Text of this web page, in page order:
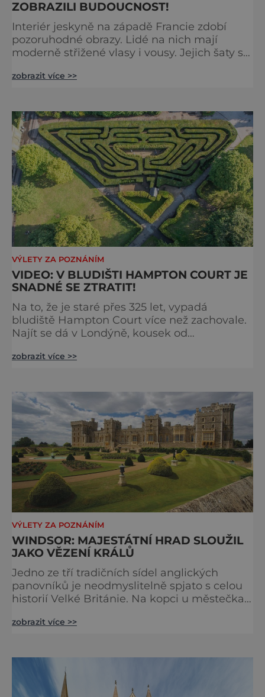
ZOBRAZILI BUDOUCNOST!
Interiér jeskyně na západě Francie zdobí
pozoruhodné obrazy. Lidé na nich mají
moderně střižené vlasy i vousy. Jejich šaty se
ale staré tisíce let. Jak je to možné?
století. Skrývala překvapivý objev. Foto:
pinterest.
zobrazit více >>
VÝLETY ZA POZNÁNÍM
VIDEO: V BLUDIŠTI HAMPTON COURT JE
SNADNÉ SE ZTRATIT!
Na to, že je staré přes 325 let, vypadá
bludiště Hampton Court více než zachovale.
Najít se dá v Londýně, kousek od
země ho mezi lety 1689 a 1695 vydupou
Oranžského (1650–1702). Zabírá plochu 1300
m² a skrývá se v něm 800 metrů cest.
Původně se v živý plot promění saze
zobrazit více >>
VÝLETY ZA POZNÁNÍM
WINDSOR: MAJESTÁTNÍ HRAD SLOUŽIL
JAKO VĚZENÍ KRÁLŮ
Jedno ze tří tradičních sídel anglických
panovníků je neodmyslitelně spjato s celou
historií Velké Británie. Na kopci u městečka
Londýna, se tyčí gigantická stavba,
chtěli komplex dobýt. Za bezmála 950 let
jeho existence z
zobrazit více >>